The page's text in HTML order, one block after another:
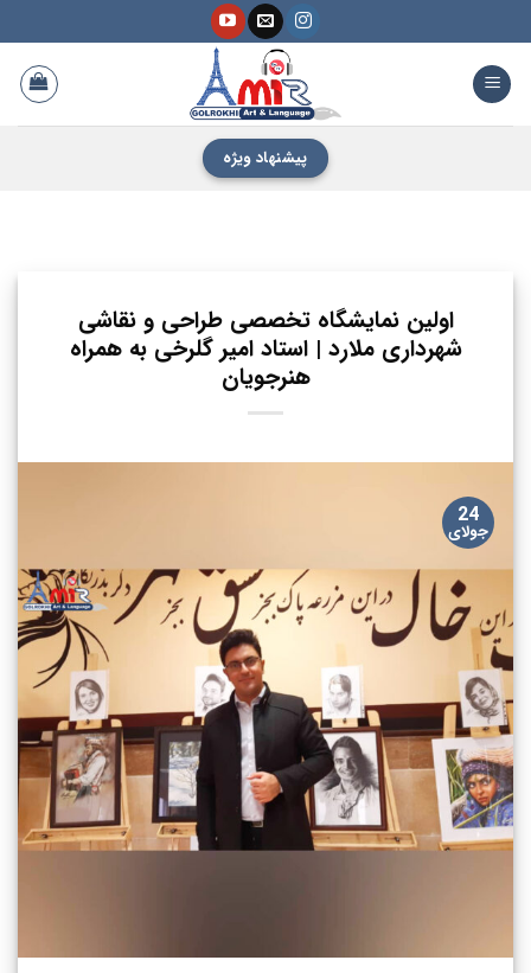
به
محتوا
پیشنهاد ویژه
اولین نمایشگاه تخصصی طراحی و نقاشی
شهرداری ملارد | استاد امیر گلرخی به همراه
هنرجویان
24
جولای